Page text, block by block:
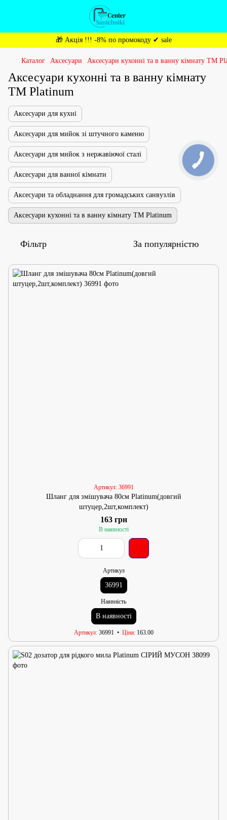
🎁 Акція !!! -8% по промокоду ✔ sale
Каталог Аксесуари Аксесуари кухонні та в ванну кімнату ТМ
Аксесуари кухонні та в ванну кімнату
ТМ Platinum
Аксесуари для кухні
Аксесуари для мийок зі штучного каменю
Аксесуари для мийок з нержавіючої сталі
Аксесуари для ванної кімнати
Аксесуари та обладнання для громадських санвузлів
Аксесуари кухонні та в ванну кімнату ТМ Platinum
Фільтр За популярністю
Артикул: 36991
Шланг для змішувача 80см Platinum(довгий
штуцер,2шт,комплект)
163 грн
В наявності
Артикул
36991
Наявність
В наявності
Артикул 36991 Ціна 163.00